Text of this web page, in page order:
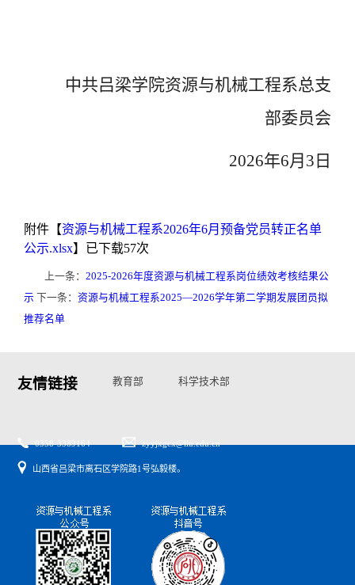
中共吕梁学院资源与机械工程系总支
部委员会
2026年6月 3 日
附件【资源与机械工程系2026年6月预备党员转正名单
公示.xlsx】已下载57次
上一条： 2025-2026年度资源与机械工程系岗位绩效考核结果公
示 下一条：资源与机械工程系2025—2026学年第二学期发展团员拟
推荐名单
友情链接 教育部
科学技术部
0358-3389164 zyyjxgcx@llu.edu.cn
山西省吕梁市离石区学院路1号弘毅楼。